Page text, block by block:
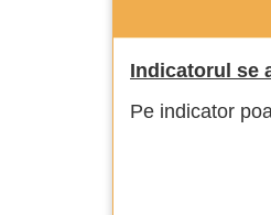
Indicatorul se
Pe indicator